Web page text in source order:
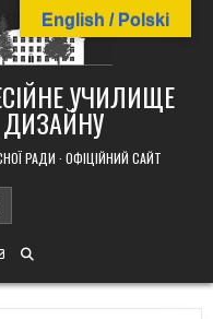
УЧИЛИЩЕ
ДИЗАЙНУ
РАДИ · ОФІЦІЙНИЙ САЙТ
English / Polski